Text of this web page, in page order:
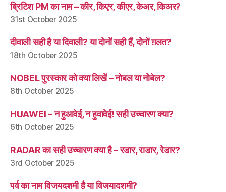
ब्रिटिश PM का नाम – कीर, किएर, कीएर, केअर, किअर?
31st October 2025
दीवाली सही है या दिवाली? या दोनों सही हैं, दोनों ग़लत?
18th October 2025
NOBEL पुरस्कार को क्या लिखें – नोबल या नोबेल?
8th October 2025
HUAWEI – न हुआवेई, न हुवावेई! सही उच्चारण क्या?
6th October 2025
RADAR का सही उच्चारण क्या है – रडार, राडार, रेडार?
3rd October 2025
पर्व का नाम विजयदशमी है या विजयादशमी?